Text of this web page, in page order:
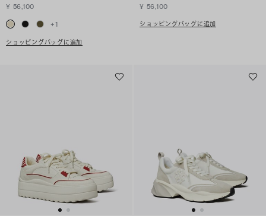
¥ 56,100
+1
ショッピングバッグに追加
¥ 56,100
ショッピングバッグに追加